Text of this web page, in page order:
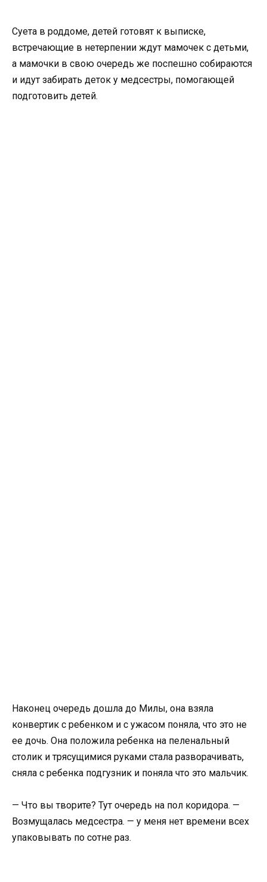
Суета в роддоме, детей готовят к выписке,
встречающие в нетерпении ждут мамочек с детьми,
а мамочки в свою очередь же поспешно собираются
и идут забирать деток у медсестры, помогающей
подготовить детей.
Наконец очередь дошла до Милы, она взяла
конвертик с ребенком и с ужасом поняла, что это не
ее дочь. Она положила ребенка на пеленальный
столик и трясущимися руками стала разворачивать,
сняла с ребенка подгузник и поняла что это мальчик.
— Что вы творите? Тут очередь на пол коридора. —
Возмущалась медсестра. — у меня нет времени всех
упаковывать по сотне раз.